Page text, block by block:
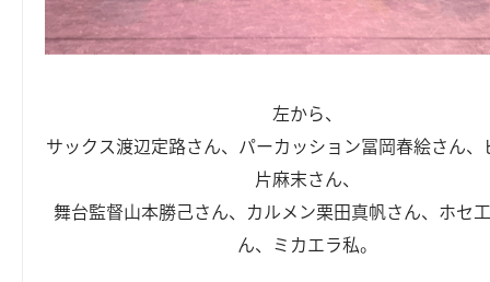
左から、
サックス渡辺定路さん、パーカッション冨岡春絵さん、
片麻末さん、
舞台監督山本勝己さん、カルメン栗田真帆さん、ホセ
ん、ミカエラ私。